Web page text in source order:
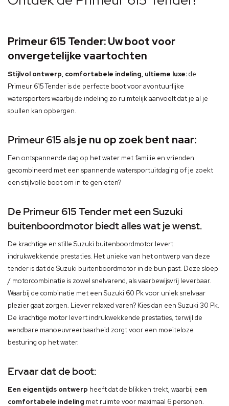
Primeur 615 Tender: Uw boot voor
onvergetelijke vaartochten
Stijlvol ontwerp, comfortabele indeling, ultieme luxe:de
Primeur 615 Tender is de perfecte boot voor avontuurlijke
watersporters waarbij de indeling zo ruimtelijk aanvoelt dat je al je
spullen kan opbergen.
Primeur 615 alsje nu op zoek bent naar:
Een ontspannende dag op het water met familie en vrienden
gecombineerd met een spannende watersportuitdaging of je zoekt
een stijlvolle boot om in te genieten?
De Primeur 615 Tender met een Suzuki
buitenboordmotor biedt alles wat je wenst.
De krachtige en stille Suzuki buitenboordmotor levert
indrukwekkende prestaties. Het unieke van het ontwerp van deze
tender is dat de Suzuki buitenboordmotor in de bun past. Deze sloep
/ motorcombinatie is zowel snelvarend, als vaarbewijsvrij leverbaar.
Waarbij de combinatie met een Suzuki 60 Pk voor uniek snelvaar
plezier gaat zorgen. Liever relaxed varen? Kies dan een Suzuki 30 Pk.
De krachtige motor levert indrukwekkende prestaties, terwijl de
wendbare manoeuvreerbaarheid zorgt voor een moeiteloze
besturing op het water.
Ervaar dat de boot:
Een eigentijds ontwerp heeft dat de blikken trekt, waarbij een
comfortabele indeling met ruimte voor maximaal 6 personen.